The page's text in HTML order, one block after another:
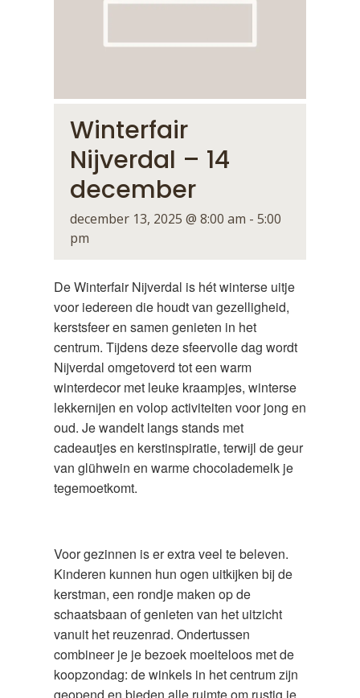
Winterfair
Nijverdal – 14
december
december 13, 2025 @ 8:00 am - 5:00
pm
De Winterfair Nijverdal is hét winterse uitje
voor iedereen die houdt van gezelligheid,
kerstsfeer en samen genieten in het
centrum. Tijdens deze sfeervolle dag wordt
Nijverdal omgetoverd tot een warm
winterdecor met leuke kraampjes, winterse
lekkernijen en volop activiteiten voor jong en
oud. Je wandelt langs stands met
cadeautjes en kerstinspiratie, terwijl de geur
van glühwein en warme chocolademelk je
tegemoetkomt.
Voor gezinnen is er extra veel te beleven.
Kinderen kunnen hun ogen uitkijken bij de
kerstman, een rondje maken op de
schaatsbaan of genieten van het uitzicht
vanuit het reuzenrad. Ondertussen
combineer je je bezoek moeiteloos met de
koopzondag: de winkels in het centrum zijn